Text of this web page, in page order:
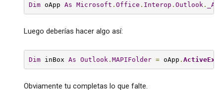
Dim oApp As Microsoft .Office . Interop .Outlook .
Luego deberías hacer algo así:
Dim inBox As Outlook .MAPIFolder = oApp .
Obviamente tu completas lo que falte.